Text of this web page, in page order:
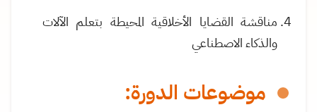
مناقشة القضايا الأخلاقية المحيطة بتعلم الآلات
والذكاء الاصطناعي
موضوعات الدورة: